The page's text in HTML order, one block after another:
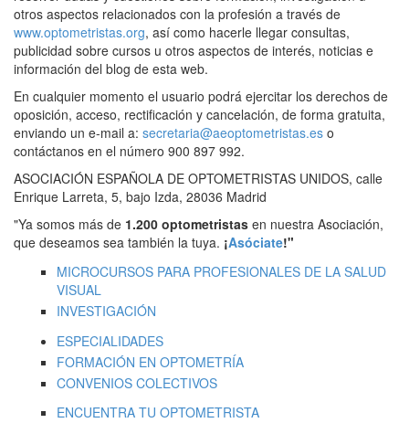
otros aspectos relacionados con la profesión a través de
www.optometristas.org, así como hacerle llegar consultas,
publicidad sobre cursos u otros aspectos de interés, noticias e
información del blog de esta web.
En cualquier momento el usuario podrá ejercitar los derechos de
oposición, acceso, rectificación y cancelación, de forma gratuita,
enviando un e-mail a: secretaria@aeoptometristas.es o
contáctanos en el número 900 897 992.
ASOCIACIÓN ESPAÑOLA DE OPTOMETRISTAS UNIDOS, calle
Enrique Larreta, 5, bajo Izda, 28036 Madrid
"Ya somos más de 1.200 optometristas en nuestra Asociación,
que deseamos sea también la tuya. ¡Asóciate!"
MICROCURSOS PARA PROFESIONALES DE LA SALUD
VISUAL
INVESTIGACIÓN
ESPECIALIDADES
FORMACIÓN EN OPTOMETRÍA
CONVENIOS COLECTIVOS
ENCUENTRA TU OPTOMETRISTA